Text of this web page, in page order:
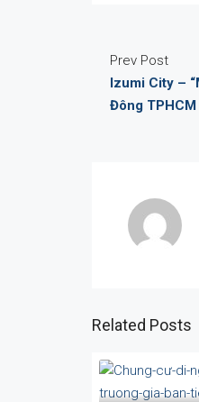
Prev Post
Izumi City –
Đông TPHCM
Related Posts